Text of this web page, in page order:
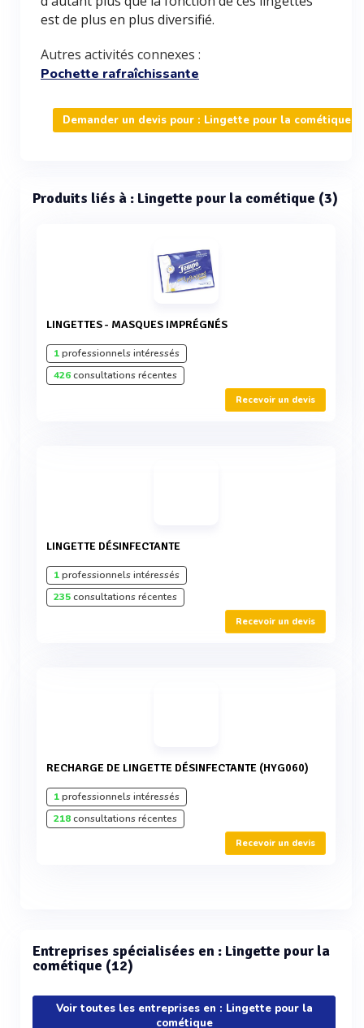
est de plus en plus diversifié.
Autres activités connexes :
Pochette rafraîchissante
Demander un devis pour : Lingette pour la cométique
Produits liés à : Lingette pour la cométique (3)
LINGETTES - MASQUES IMPRÉGNÉS
1professionnels intéressés
426consultations récentes
Recevoir un devis
LINGETTE DÉSINFECTANTE
1professionnels intéressés
235consultations récentes
Recevoir un devis
RECHARGE DE LINGETTE DÉSINFECTANTE (HYG060)
1professionnels intéressés
218consultations récentes
Recevoir un devis
Entreprises spécialisées en : Lingette pour la
cométique (12)
Voir toutes les entreprises en : Lingette pour la
cométique